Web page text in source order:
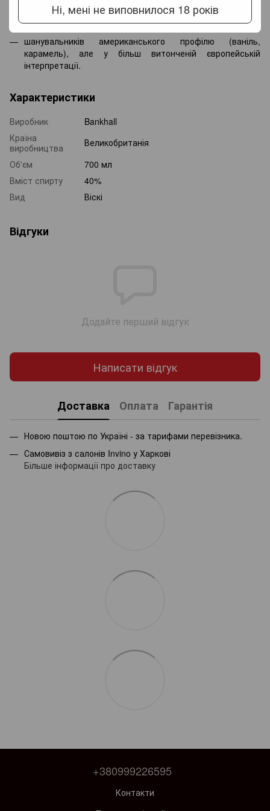
Ні, мені не виповнилося 18 років
тих, хто хоче спробувати нестандартний британський
стиль,
шанувальників американського профілю (ваніль,
карамель), але у більш витонченій європейській
інтерпретації.
Характеристики
Виробник
Bankhall
Країна
виробництва
Великобританія
Об'єм
700 мл
Вміст спирту
40%
Вид
Віскі
Відгуки
Додайте перший відгук
Написати відгук
Доставка Оплата Гарантія
Новою поштою по Україні - за тарифами перевізника.
Самовивіз з салонів Invino у Харкові
Більше інформації про доставку
+380999226595
Контакти